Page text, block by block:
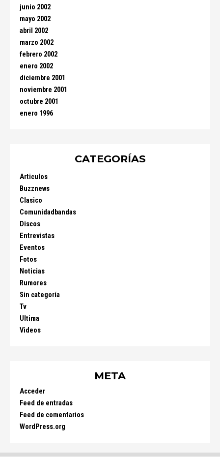
junio 2002
mayo 2002
abril 2002
marzo 2002
febrero 2002
enero 2002
diciembre 2001
noviembre 2001
octubre 2001
enero 1996
CATEGORÍAS
Articulos
Buzznews
Clasico
Comunidadbandas
Discos
Entrevistas
Eventos
Fotos
Noticias
Rumores
Sin categoría
Tv
Ultima
Videos
META
Acceder
Feed de entradas
Feed de comentarios
WordPress.org